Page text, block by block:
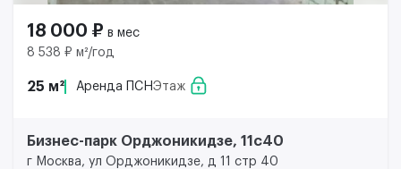
18 000 ₽ в мес
8 538 ₽ м²/год
25 м² Аренда ПСНЭтаж
Бизнес-парк Орджоникидзе, 11с40
г Москва, ул Орджоникидзе, д 11 стр 40